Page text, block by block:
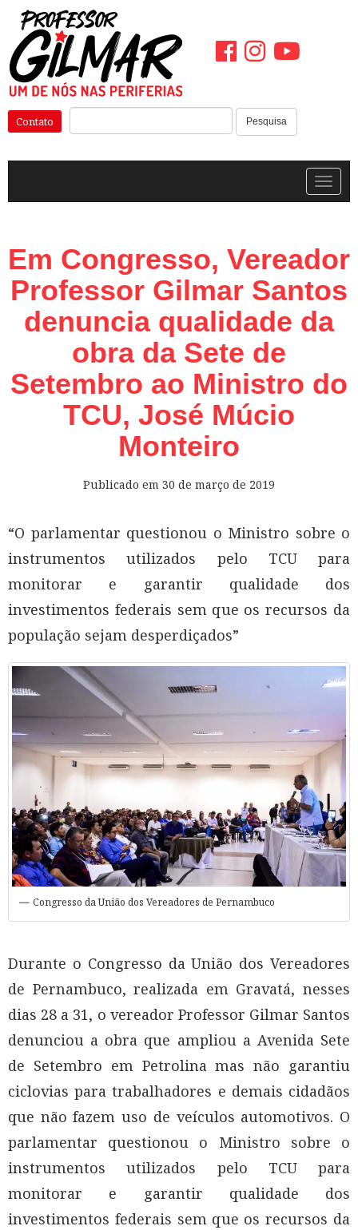
Pular
para
o
conteúdo
Pesquisa
Contato
Em Congresso, Vereador
Professor Gilmar Santos
denuncia qualidade da
obra da Sete de
Setembro ao Ministro do
TCU, José Múcio
Monteiro
Publicado em 30 de março de 2019
“O parlamentar questionou o Ministro sobre o
instrumentos utilizados pelo TCU para
monitorar e garantir qualidade dos
investimentos federais sem que os recursos da
população sejam desperdiçados”
Congresso da União dos Vereadores de Pernambuco
Durante o Congresso da União dos Vereadores
de Pernambuco, realizada em Gravatá, nesses
dias 28 a 31, o vereador Professor Gilmar Santos
denunciou a obra que ampliou a Avenida Sete
de Setembro em Petrolina mas não garantiu
ciclovias para trabalhadores e demais cidadãos
que não fazem uso de veículos automotivos. O
parlamentar questionou o Ministro sobre o
instrumentos utilizados pelo TCU para
monitorar e garantir qualidade dos
investimentos federais sem que os recursos da